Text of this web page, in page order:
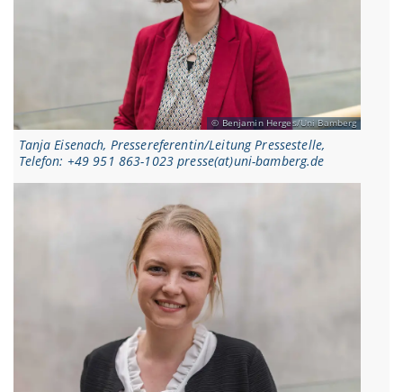
Benjamin Herges/Uni Bamberg
Tanja Eisenach, Pressereferentin/Leitung Pressestelle,
Telefon: +49 951 863-1023 presse(at)uni-bamberg.de